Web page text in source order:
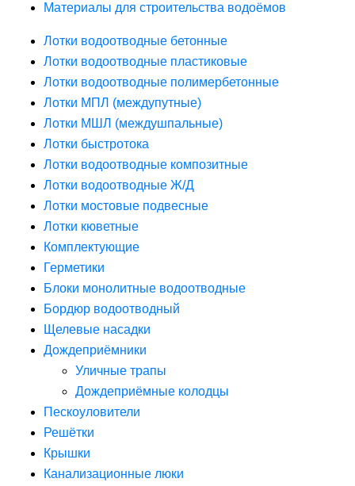
Материалы для строительства водоёмов
Лотки водоотводные бетонные
Лотки водоотводные пластиковые
Лотки водоотводные полимербетонные
Лотки МПЛ (междупутные)
Лотки МШЛ (междушпальные)
Лотки быстротока
Лотки водоотводные композитные
Лотки водоотводные Ж/Д
Лотки мостовые подвесные
Лотки кюветные
Комплектующие
Герметики
Блоки монолитные водоотводные
Бордюр водоотводный
Щелевые насадки
Дождеприёмники
Уличные трапы
Дождеприёмные колодцы
Пескоуловители
Решётки
Крышки
Канализационные люки